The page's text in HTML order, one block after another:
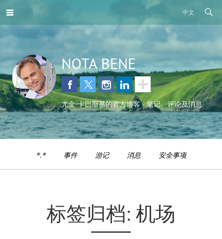
中文
NOTA BENE
尤金•卡巴斯基的官方博客 - 笔记、评论及消息
*.* 事件 游记 消息 安全事项
标签归档: 机场